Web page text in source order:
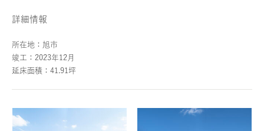
詳細情報
所在地：旭市
竣工：2023年12月
延床面積：41.91坪